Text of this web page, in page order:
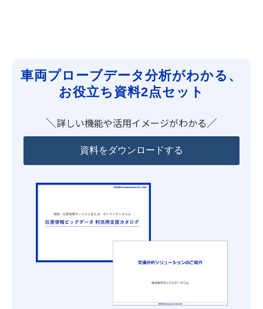
車両プローブデータ分析がわかる、
お役立ち資料2点セット
＼詳しい機能や活用イメージがわかる ／
資料をダウンロードする